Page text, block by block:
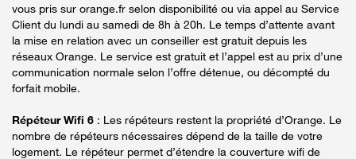
vous pris sur orange.fr selon disponibilité ou via appel au Service
Client du lundi au samedi de 8h à 20h. Le temps d’attente avant
la mise en relation avec un conseiller est gratuit depuis les
réseaux Orange. Le service est gratuit et l’appel est au prix d’une
communication normale selon l’offre détenue, ou décompté du
forfait mobile.
Répéteur Wifi 6 : Les répéteurs restent la propriété d’Orange. Le
nombre de répéteurs nécessaires dépend de la taille de votre
logement. Le répéteur permet d’étendre la couverture wifi de